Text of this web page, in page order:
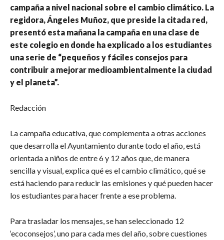
campaña a nivel nacional sobre el cambio climático. La
regidora, Ángeles Muñoz, que preside la citada red,
presentó esta mañana la campaña en una clase de
este colegio en donde ha explicado a los estudiantes
una serie de “pequeños y fáciles consejos para
contribuir a mejorar medioambientalmente la ciudad
y el planeta”.
Redacción
La campaña educativa, que complementa a otras acciones
que desarrolla el Ayuntamiento durante todo el año, está
orientada a niños de entre 6 y 12 años que, de manera
sencilla y visual, explica qué es el cambio climático, qué se
está haciendo para reducir las emisiones y qué pueden hacer
los estudiantes para hacer frente a ese problema.
Para trasladar los mensajes, se han seleccionado 12
‘ecoconsejos’, uno para cada mes del año, sobre cuestiones